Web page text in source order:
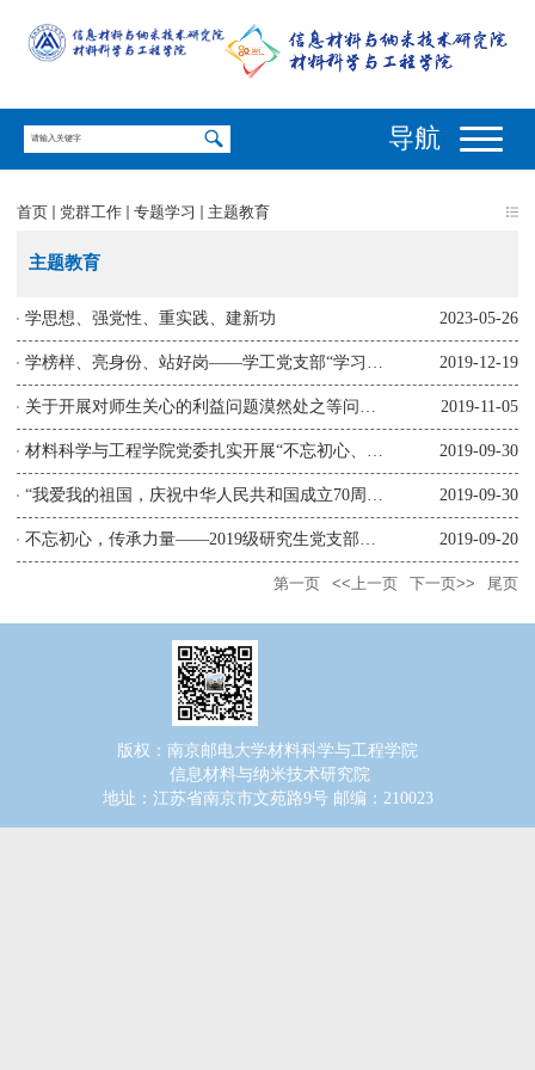
导航
首页 党群工作 专题学习 主题教育
主题教育
学思想、强党性、重实践、建新功 2023-05-26
2019-12-19
2019-11-05
2019-09-30
2019-09-30
2019-09-20
第一页 <<上一页 下一页>> 尾页
版权：南京邮电大学材料科学与工程学院
信息材料与纳米技术研究院
地址：江苏省南京市文苑路9号 邮编：210023